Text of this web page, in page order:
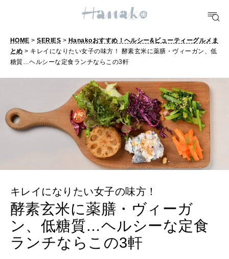
明日のわたし
[12星座別] Monthly Love Holoscope
女神まり愛のタロットメッセージ
算命学がわかる今月のあなた
HEALTH
LEARN
知る、考える
MAMA
ママもいろいろ
SUSTAINABLE
わたしができること
CULTURE
HOME >SERIES > Hanakoおすすめ！ヘルシー&ビューティーグルメま
とめ > キレイになりたい女子の味方！ 酵素玄米に薬膳・ヴィーガン、低
糖質…ヘルシーな定食ランチならこの3軒
キレイになりたい女子の味方！
酵素玄米に薬膳・ヴィーガ
ン、低糖質…ヘルシーな定食
ランチならこの3軒